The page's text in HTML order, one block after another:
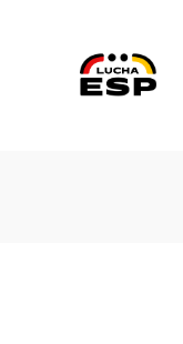
contenido